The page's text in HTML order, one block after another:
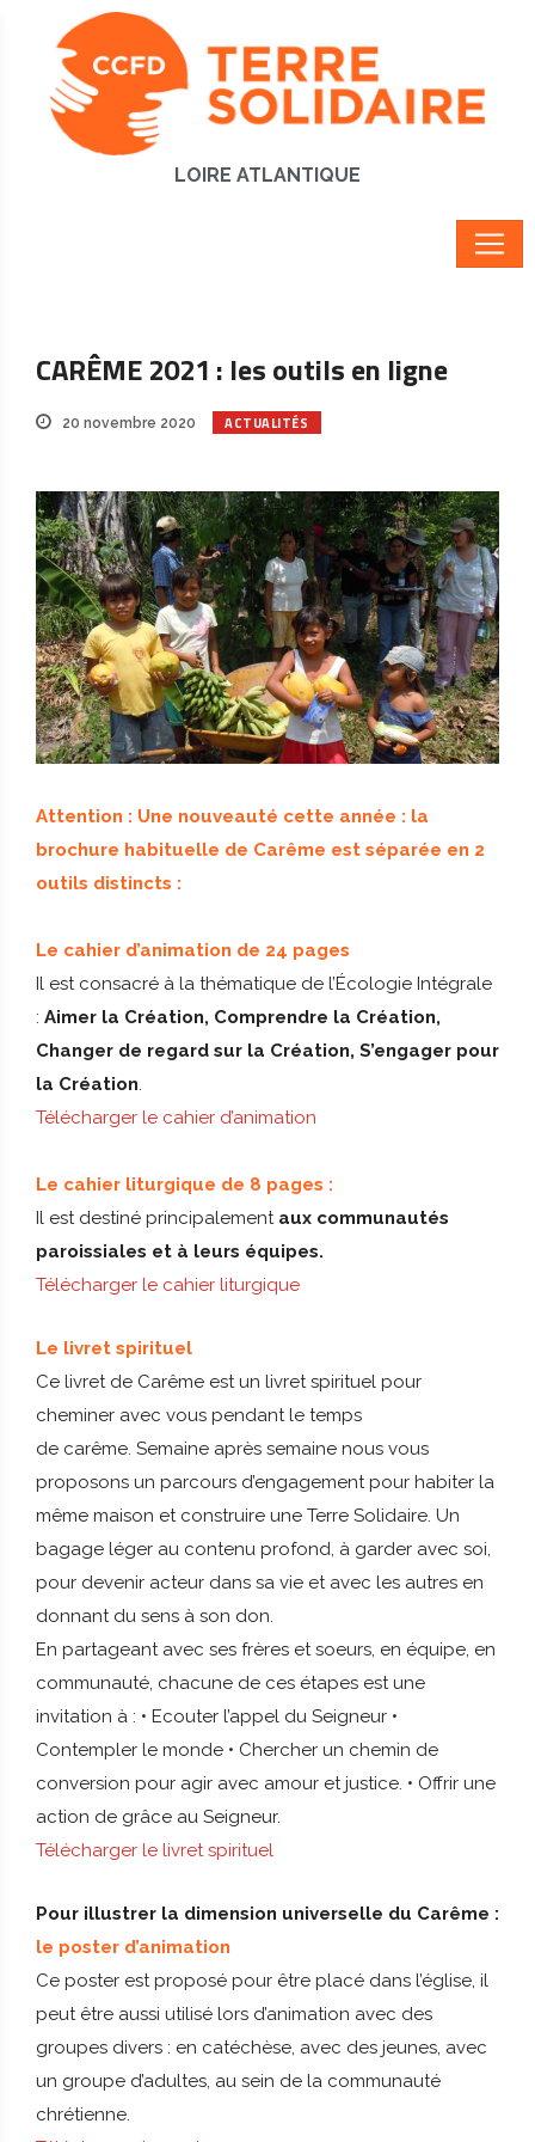
LOIRE ATLANTIQUE
CARÊME 2021 : les outils en ligne
20 novembre 2020 ACTUALITÉS
Attention : Une nouveauté cette année : la
brochure habituelle de Carême est séparée en 2
outils distincts :
Le cahier d’animation de 24 pages
Il est consacré à la thématique de l’Écologie Intégrale
: Aimer la Création, Comprendre la Création,
Changer de regard sur la Création, S’engager pour
la Création.
Télécharger le cahier d’animation
Le cahier liturgique de 8 pages :
Il est destiné principalement aux communautés
paroissiales et à leurs équipes.
Télécharger le cahier liturgique
Le livret spirituel
Ce livret de Carême est un livret spirituel pour
cheminer avec vous pendant le temps
de carême. Semaine après semaine nous vous
proposons un parcours d’engagement pour habiter la
même maison et construire une Terre Solidaire. Un
bagage léger au contenu profond, à garder avec soi,
pour devenir acteur dans sa vie et avec les autres en
donnant du sens à son don.
En partageant avec ses frères et soeurs, en équipe, en
communauté, chacune de ces étapes est une
invitation à : • Ecouter l’appel du Seigneur •
Contempler le monde • Chercher un chemin de
conversion pour agir avec amour et justice. • Offrir une
action de grâce au Seigneur.
Télécharger le livret spirituel
Pour illustrer la dimension universelle du Carême :
le poster d’animation
Ce poster est proposé pour être placé dans l’église, il
peut être aussi utilisé lors d’animation avec des
groupes divers : en catéchèse, avec des jeunes, avec
un groupe d’adultes, au sein de la communauté
chrétienne.